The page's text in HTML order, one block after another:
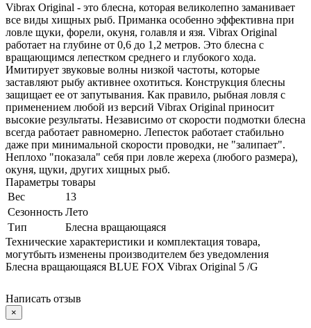
Vibrax Original - это блесна, которая великолепно заманивает
все виды хищных рыб. Приманка особенно эффективна при
ловле щуки, форели, окуня, голавля и язя. Vibrax Original
работает на глубине от 0,6 до 1,2 метров. Это блесна с
вращающимся лепестком среднего и глубокого хода.
Имитирует звуковые волны низкой частоты, которые
заставляют рыбу активнее охотиться. Конструкция блесны
защищает ее от запутывания. Как правило, рыбная ловля с
применением любой из версий Vibrax Original приносит
высокие результаты. Независимо от скорости подмотки блесна
всегда работает равномерно. Лепесток работает стабильно
даже при минимальной скорости проводки, не "залипает".
Неплохо "показала" себя при ловле жереха (любого размера),
окуня, щуки, других хищных рыб.
Параметры товары
Вес
13
Сезонность Лето
Тип
Блесна вращающаяся
Технические характеристики и комплектация товара,
могутбыть изменены производителем без уведомления
Блесна вращающаяся BLUE FOX Vibrax Original 5 /G
Написать отзыв
×